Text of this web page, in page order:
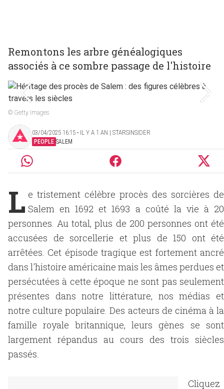
Remontons les arbre généalogiques
associés à ce sombre passage de l'histoire
© Getty Images
03/04/2025 16:15 ‧ IL Y A 1 AN | STARSINSIDER
PEOPLE SALEM
L e tristement célèbre procès des sorcières de
Salem en 1692 et 1693 a coûté la vie à 20
personnes. Au total, plus de 200 personnes ont été
accusées de sorcellerie et plus de 150 ont été
arrêtées. Cet épisode tragique est fortement ancré
dans l'histoire américaine mais les âmes perdues et
persécutées à cette époque ne sont pas seulement
présentes dans notre littérature, nos médias et
notre culture populaire. Des acteurs de cinéma à la
famille royale britannique, leurs gènes se sont
largement répandus au cours des trois siècles
passés.
Cliquez